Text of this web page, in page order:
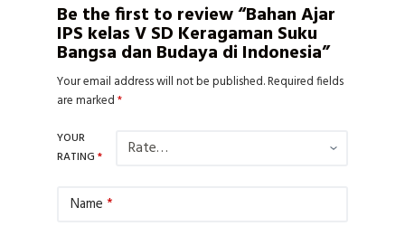
Be the first to review “Bahan Ajar
IPS kelas V SD Keragaman Suku
Bangsa dan Budaya di Indonesia”
Your email address will not be published.Required fields
are marked*
YOUR
RATING *
Name *